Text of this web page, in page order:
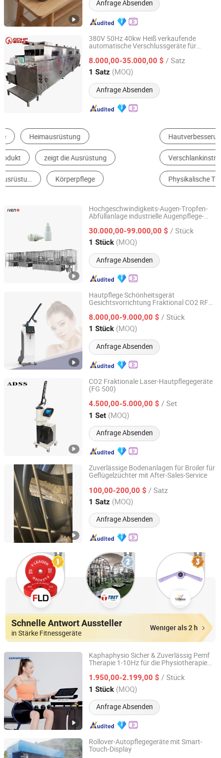
Anfrage Absenden
380V 50Hz 40kw Heiß verkaufende
automatische Verschlussgeräte für
8.000,00-35.000,00 $ / Satz
1 Satz (MOQ)
Anfrage Absenden
Guangzhou Guanhe Light Industry Machinery Co., Ltd.
Guangdong, China Seit 2011
Hautverbesserungsanlage Stärke Fitnessgeräte
Verschlankinstrument Laufmaschine
Physikalische Therapie Ausrüstung Andere Fitnessgeräte
Hochgeschwindigkeits-Augen-Tropfen-
Abfüllanlage industrielle Augenpflege-
ISO
30.000,00-99.000,00 $ / Stück
1 Stück (MOQ)
Anfrage Absenden
Shanghai Iven Pharmatech Engineering Co., Ltd.
Shanghai, China Seit 2016
Hautpflege Schönheitsgerät
Gesichtsvorrichtung Fraktional CO2 RF
8.000,00-9.000,00 $ / Stück
1 Stück (MOQ)
Anfrage Absenden
Beijing Nubway S & T Co., Ltd.
Beijing, China Seit 2019
CO2 Fraktionale Laser-Hautpflegegeräte
(FG 500)
4.500,00-5.000,00 $ / Set
1 Set (MOQ)
Anfrage Absenden
Beijing ADSS Development Co., Ltd.
Beijing, China Seit 2007
Zuverlässige Bodenanlagen für Broiler für
Geflügelzüchter mit After-Sales-Service
100,00-200,00 $ / Satz
1 Satz (MOQ)
Anfrage Absenden
Raisetech Co., Ltd.
Jiangsu, China Seit 2025
Schnelle Antwort Aussteller
in Stärke Fitnessgeräte
Weniger als 2 h
Kaphaphysio Sicher & Zuverlässig Pemf
Therapie 1-10Hz für die Physiotherapie
1.950,00-2.199,00 $ / Stück
1 Stück (MOQ)
Anfrage Absenden
Guangzhou Kapha Electronic Technology Co., Ltd.
Guangdong, China Seit 2017
Rollover-Autopflegegeräte mit Smart-
Touch-Display
Qingdao Risense Mechatronics Co., Ltd.